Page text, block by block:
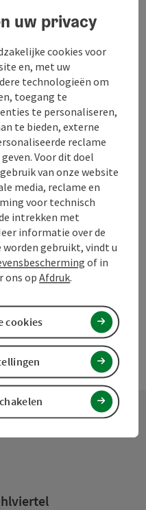
Bijdrage printen
In de buurt
Doe een suggestie
uw privacy
cookies voor
en, met uw
technologieën om
toegang te
te personaliseren,
te bieden, externe
reclame
Voor dit doel
van onze website
media, reclame en
voor technisch
intrekken met
informatie over de
gebruikt, vindt u
of in
ons opAfdruk.
cookies